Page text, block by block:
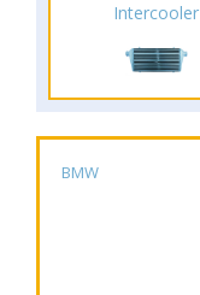
Intercooler
BMW